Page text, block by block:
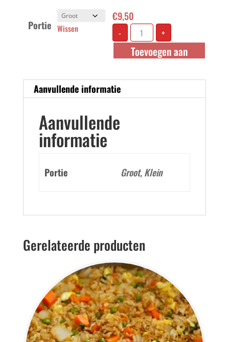
Portie Wissen
€9,50
- Kippenbout
aantal +
Toevoegen aan
Aanvullende informatie
Aanvullende
informatie
Portie Groot, Klein
Gerelateerde producten